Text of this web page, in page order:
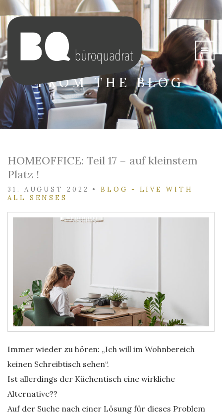
FROM THE BLOG
HOMEOFFICE: Teil 17 – auf kleinstem
Platz !
31. AUGUST 2022 • BLOG - LIVE WITH
ALL SENSES
Immer wieder zu hören: „Ich will im Wohnbereich
keinen Schreibtisch sehen“.
Ist allerdings der Küchentisch eine wirkliche
Alternative??
Auf der Suche nach einer Lösung für dieses Problem